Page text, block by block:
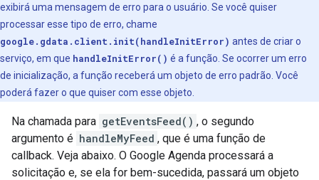
exibirá uma mensagem de erro para o usuário. Se você quiser
processar esse tipo de erro, chame
google.gdata.client.init(handleInitError) antes de criar o
serviço, em que handleInitError() é a função. Se ocorrer um erro
de inicialização, a função receberá um objeto de erro padrão. Você
poderá fazer o que quiser com esse objeto.
Na chamada para getEventsFeed() , o segundo
argumento é handleMyFeed , que é uma função de
callback. Veja abaixo. O Google Agenda processará a
solicitação e, se ela for bem-sucedida, passará um objeto